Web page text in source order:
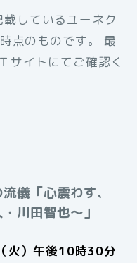
しているユーネク
点のものです。 最
サイトにてご確認く
儀「心震わす、
川田智也～」
）午後10時30分